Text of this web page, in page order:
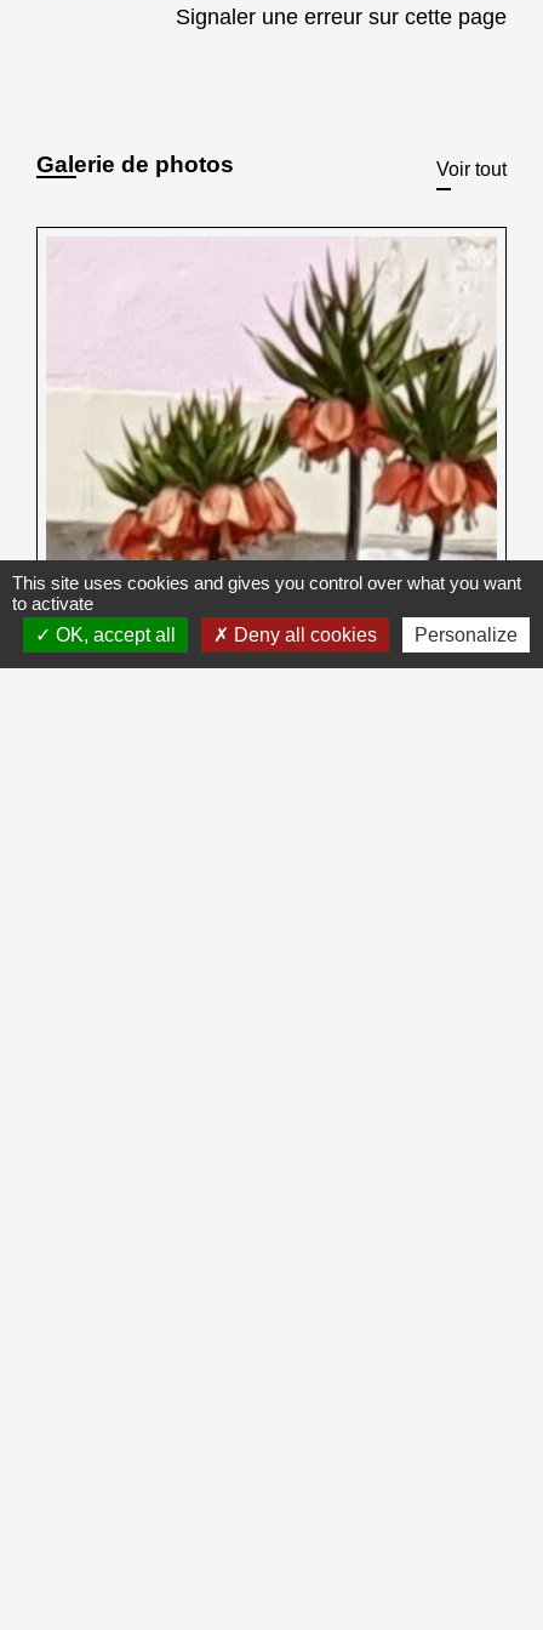
Signaler une erreur sur cette page
Galerie de photos Voir tout
This site uses cookies and gives you control over what you want
to activate
OK, accept all
Deny all cookies Personalize